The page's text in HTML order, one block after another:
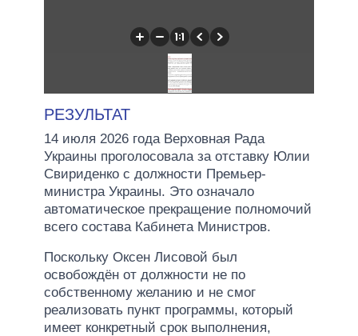
РЕЗУЛЬТАТ
14 июля 2026 года Верховная Рада
Украины проголосовала за отставку Юлии
Свириденко с должности Премьер-
министра Украины. Это означало
автоматическое прекращение полномочий
всего состава Кабинета Министров.
Поскольку Оксен Лисовой был
освобождён от должности не по
собственному желанию и не смог
реализовать пункт программы, который
имеет конкретный срок выполнения,